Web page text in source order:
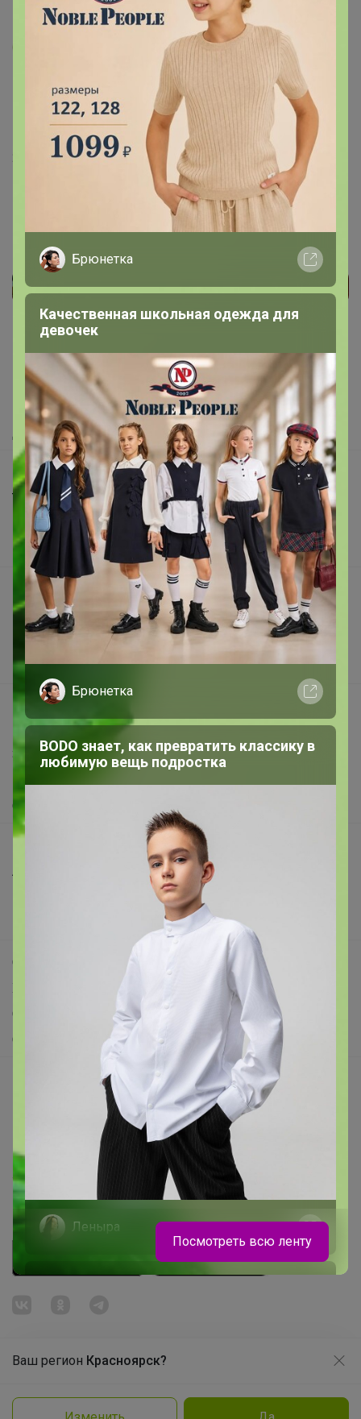
Ваш регион Красноярск?
25 апреля, 2024 14:22
Реклама
Как здесь все устроено?
Как сделать заказ?
Как получить?
Доставка
Шоурумы
Торговые марки
Наша команда
В наличии
Подарочные сертификаты
Реклама на сайте
Поставщикам
Вакансии
support@24-ok.ru
Написать в поддержку
Защита покупателя
О нас
Анонсы
Самое выгодное
Самое желанное
Самое быстрое
Начать зарабатывать с 24-ok
Picabox.ru - Лучшее место для ваших изображений
Розыгрыш - Генератор случайных чисел
Пульс нашего маркетплейса
Укорачиватель ссылок
Политика конфиденциальности
Брюнетка
Качественная школьная одежда для
девочек
Брюнетка
BODO знает, как превратить классику в
любимую вещь подростка
Леныра
Рюкзаки и ранцы Brauberg, Grizzly,
Посмотреть всю ленту
Продолжая использовать этот сайт и нажимая кнопку